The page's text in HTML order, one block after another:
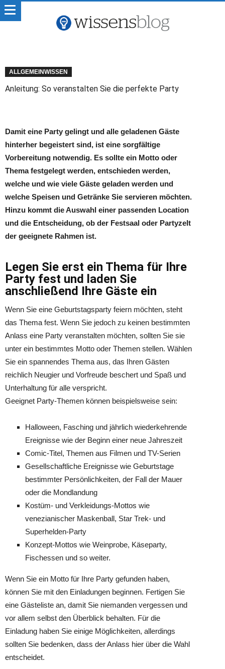
ALLGEMEINWISSEN
Anleitung: So veranstalten Sie die perfekte Party
Damit eine Party gelingt und alle geladenen Gäste
hinterher begeistert sind, ist eine sorgfältige
Vorbereitung notwendig. Es sollte ein Motto oder
Thema festgelegt werden, entschieden werden,
welche und wie viele Gäste geladen werden und
welche Speisen und Getränke Sie servieren möchten.
Hinzu kommt die Auswahl einer passenden Location
und die Entscheidung, ob der Festsaal oder Partyzelt
der geeignete Rahmen ist.
Legen Sie erst ein Thema für Ihre
Party fest und laden Sie
anschließend Ihre Gäste ein
Wenn Sie eine Geburtstagsparty feiern möchten, steht
das Thema fest. Wenn Sie jedoch zu keinen bestimmten
Anlass eine Party veranstalten möchten, sollten Sie sie
unter ein bestimmtes Motto oder Themen stellen. Wählen
Sie ein spannendes Thema aus, das Ihren Gästen
reichlich Neugier und Vorfreude beschert und Spaß und
Unterhaltung für alle verspricht.
Geeignet Party-Themen können beispielsweise sein:
Halloween, Fasching und jährlich wiederkehrende
Ereignisse wie der Beginn einer neue Jahreszeit
Comic-Titel, Themen aus Filmen und TV-Serien
Gesellschaftliche Ereignisse wie Geburtstage
bestimmter Persönlichkeiten, der Fall der Mauer
oder die Mondlandung
Kostüm- und Verkleidungs-Mottos wie
venezianischer Maskenball, Star Trek- und
Superhelden-Party
Konzept-Mottos wie Weinprobe, Käseparty,
Fischessen und so weiter.
Wenn Sie ein Motto für Ihre Party gefunden haben,
können Sie mit den Einladungen beginnen. Fertigen Sie
eine Gästeliste an, damit Sie niemanden vergessen und
vor allem selbst den Überblick behalten. Für die
Einladung haben Sie einige Möglichkeiten, allerdings
sollten Sie bedenken, dass der Anlass hier über die Wahl
entscheidet.